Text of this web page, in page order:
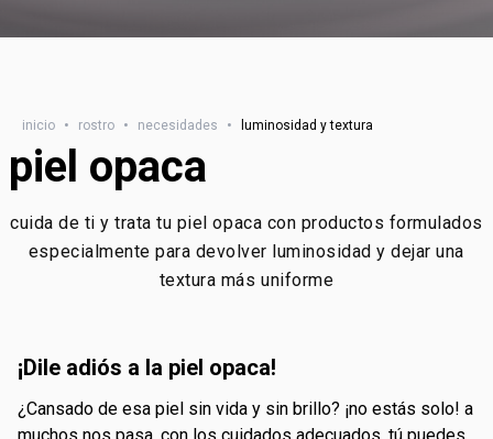
inicio • rostro • necesidades • luminosidad y textura
piel opaca
cuida de ti y trata tu piel opaca con productos formulados
especialmente para devolver luminosidad y dejar una
textura más uniforme
¡dile adiós a la piel opaca!
¿cansado de esa piel sin vida y sin brillo? ¡no estás solo! a